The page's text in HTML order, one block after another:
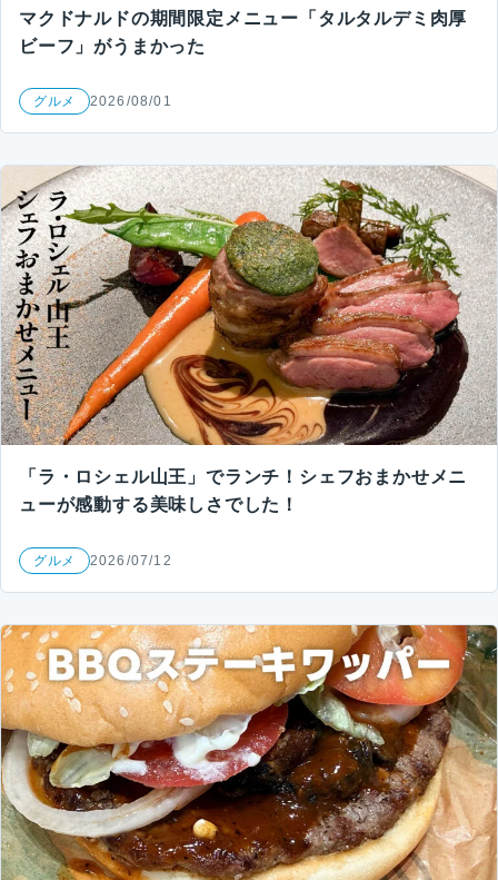
マクドナルドの期間限定メニュー「タルタルデミ肉厚
ビーフ」がうまかった
グルメ 2026/08/01
「ラ・ロシェル山王」でランチ！シェフおまかせメニ
ューが感動する美味しさでした！
グルメ 2026/07/12